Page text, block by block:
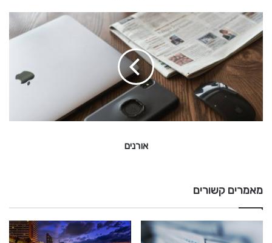
א
ו
ר
נ
ם
אורנים
מאמרים קשורים